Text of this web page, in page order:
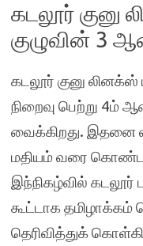
கடலூர் குனு
குழுவின் 3
கடலூர் குனு
நிறைவு பெற்று 4ம்
வைக்கிறது. இதனை
மதியம் வரை
இந்நிகழ்வில் கடலூர்
கூட்டாக
தெரிவித்துக்